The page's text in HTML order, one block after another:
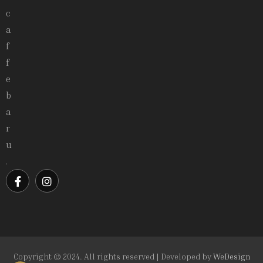
c
a
f
f
e
b
a
r
u
.
Copyright © 2024. All rights reserved | Developed byWeDesign